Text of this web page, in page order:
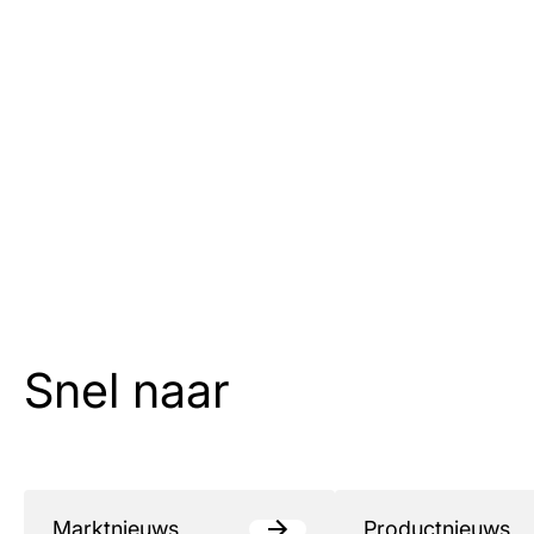
Snel naar
Marktnieuws Productnieuws